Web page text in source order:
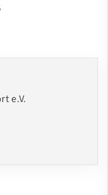
e.V.